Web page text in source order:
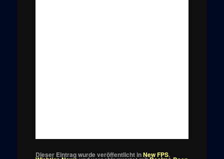
Dieser Eintrag wurde veröffentlicht inNew FPS,